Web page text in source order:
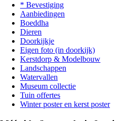
* Bevestiging
Aanbiedingen
Boeddha
Dieren
Doorkijkje
Eigen foto (in doorkijk)
Kerstdorp & Modelbouw
Landschappen
Watervallen
Museum collectie
Tuin offertes
Winter poster en kerst poster